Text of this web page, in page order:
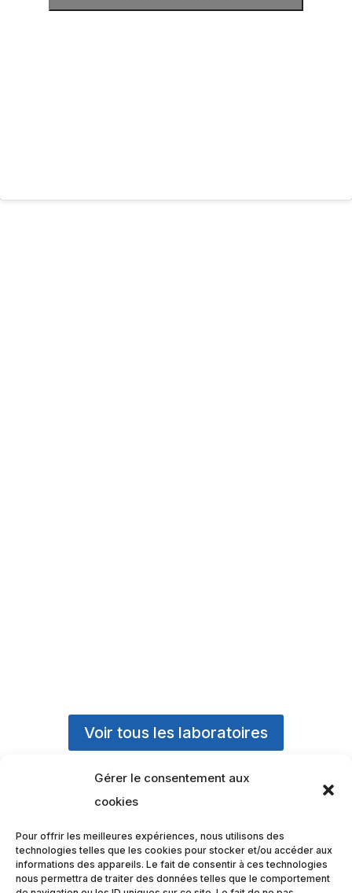
Gérer le consentement aux
cookies
Pour offrir les meilleures expériences, nous utilisons des
technologies telles que les cookies pour stocker et/ou accéder aux
informations des appareils. Le fait de consentir à ces technologies
nous permettra de traiter des données telles que le comportement
Voir tous les laboratoires
